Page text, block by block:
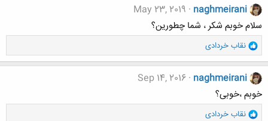
naghmeirani
May 23, 2019
سلام خوبم شکر ، شما چطورین؟
و
ا
ک
ن
ه
ا
نقاب خردادی
naghmeirani
Sep 14, 2016
خوبم ،خوبی؟
و
نقاب خردادی